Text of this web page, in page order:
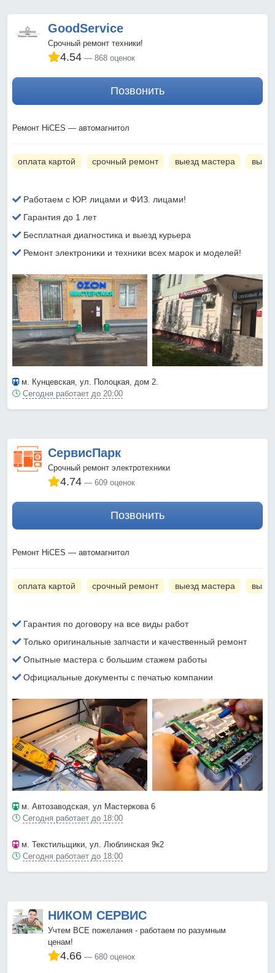
GoodService
Срочный ремонт техники!
4.54 868 оценок
Позвонить
Ремонт HiCES — автомагнитол
оплата картой срочный ремонт выезд мастера
Работаем с ЮР. лицами и ФИЗ. лицами!
Гарантия до 1 лет
Бесплатная диагностика и выезд курьера
Ремонт электроники и техники всех марок и моделей!
м. Кунцевская, ул. Полоцкая, дом 2.
Сегодня работает до 20:00
СервисПарк
Срочный ремонт электротехники
4.74 609 оценок
Позвонить
Ремонт HiCES — автомагнитол
оплата картой срочный ремонт выезд мастера
Гарантия по договору на все виды работ
Только оригинальные запчасти и качественный ремонт
Опытные мастера с большим стажем работы
Официальные документы с печатью компании
м. Автозаводская, ул Мастеркова 6
Сегодня работает до 18:00
м. Текстильщики, ул. Люблинская 9к2
Сегодня работает до 18:00
НИКОМ СЕРВИС
Учтем ВСЕ пожелания - работаем по разумным
ценам!
4.66 680 оценок